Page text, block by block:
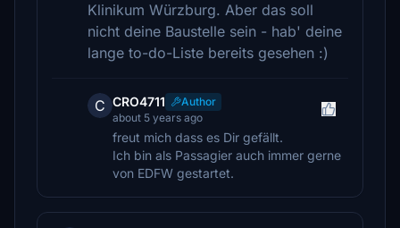
Klinikum Würzburg. Aber das soll
nicht deine Baustelle sein - hab' deine
lange to-do-Liste bereits gesehen :)
C CRO4711
Author
about 5 years ago
freut mich dass es Dir gefällt.
Ich bin als Passagier auch immer gerne
von EDFW gestartet.